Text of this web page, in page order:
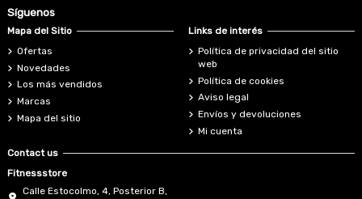
Síguenos
Mapa del Sitio
Ofertas
Novedades
Los más vendidos
Marcas
Mapa del sitio
Links de interés
Política de privacidad del sitio
web
Política de cookies
Aviso legal
Envíos y devoluciones
Mi cuenta
Contact us
Fitnessstore
Calle Estocolmo, 4, Posterior B,